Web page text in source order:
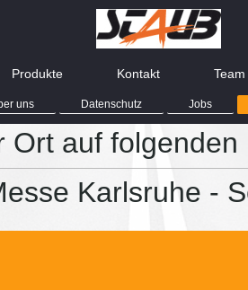
Produkte Kontakt Team
uns Datenschutz Jobs
Ort auf
Karlsruhe -